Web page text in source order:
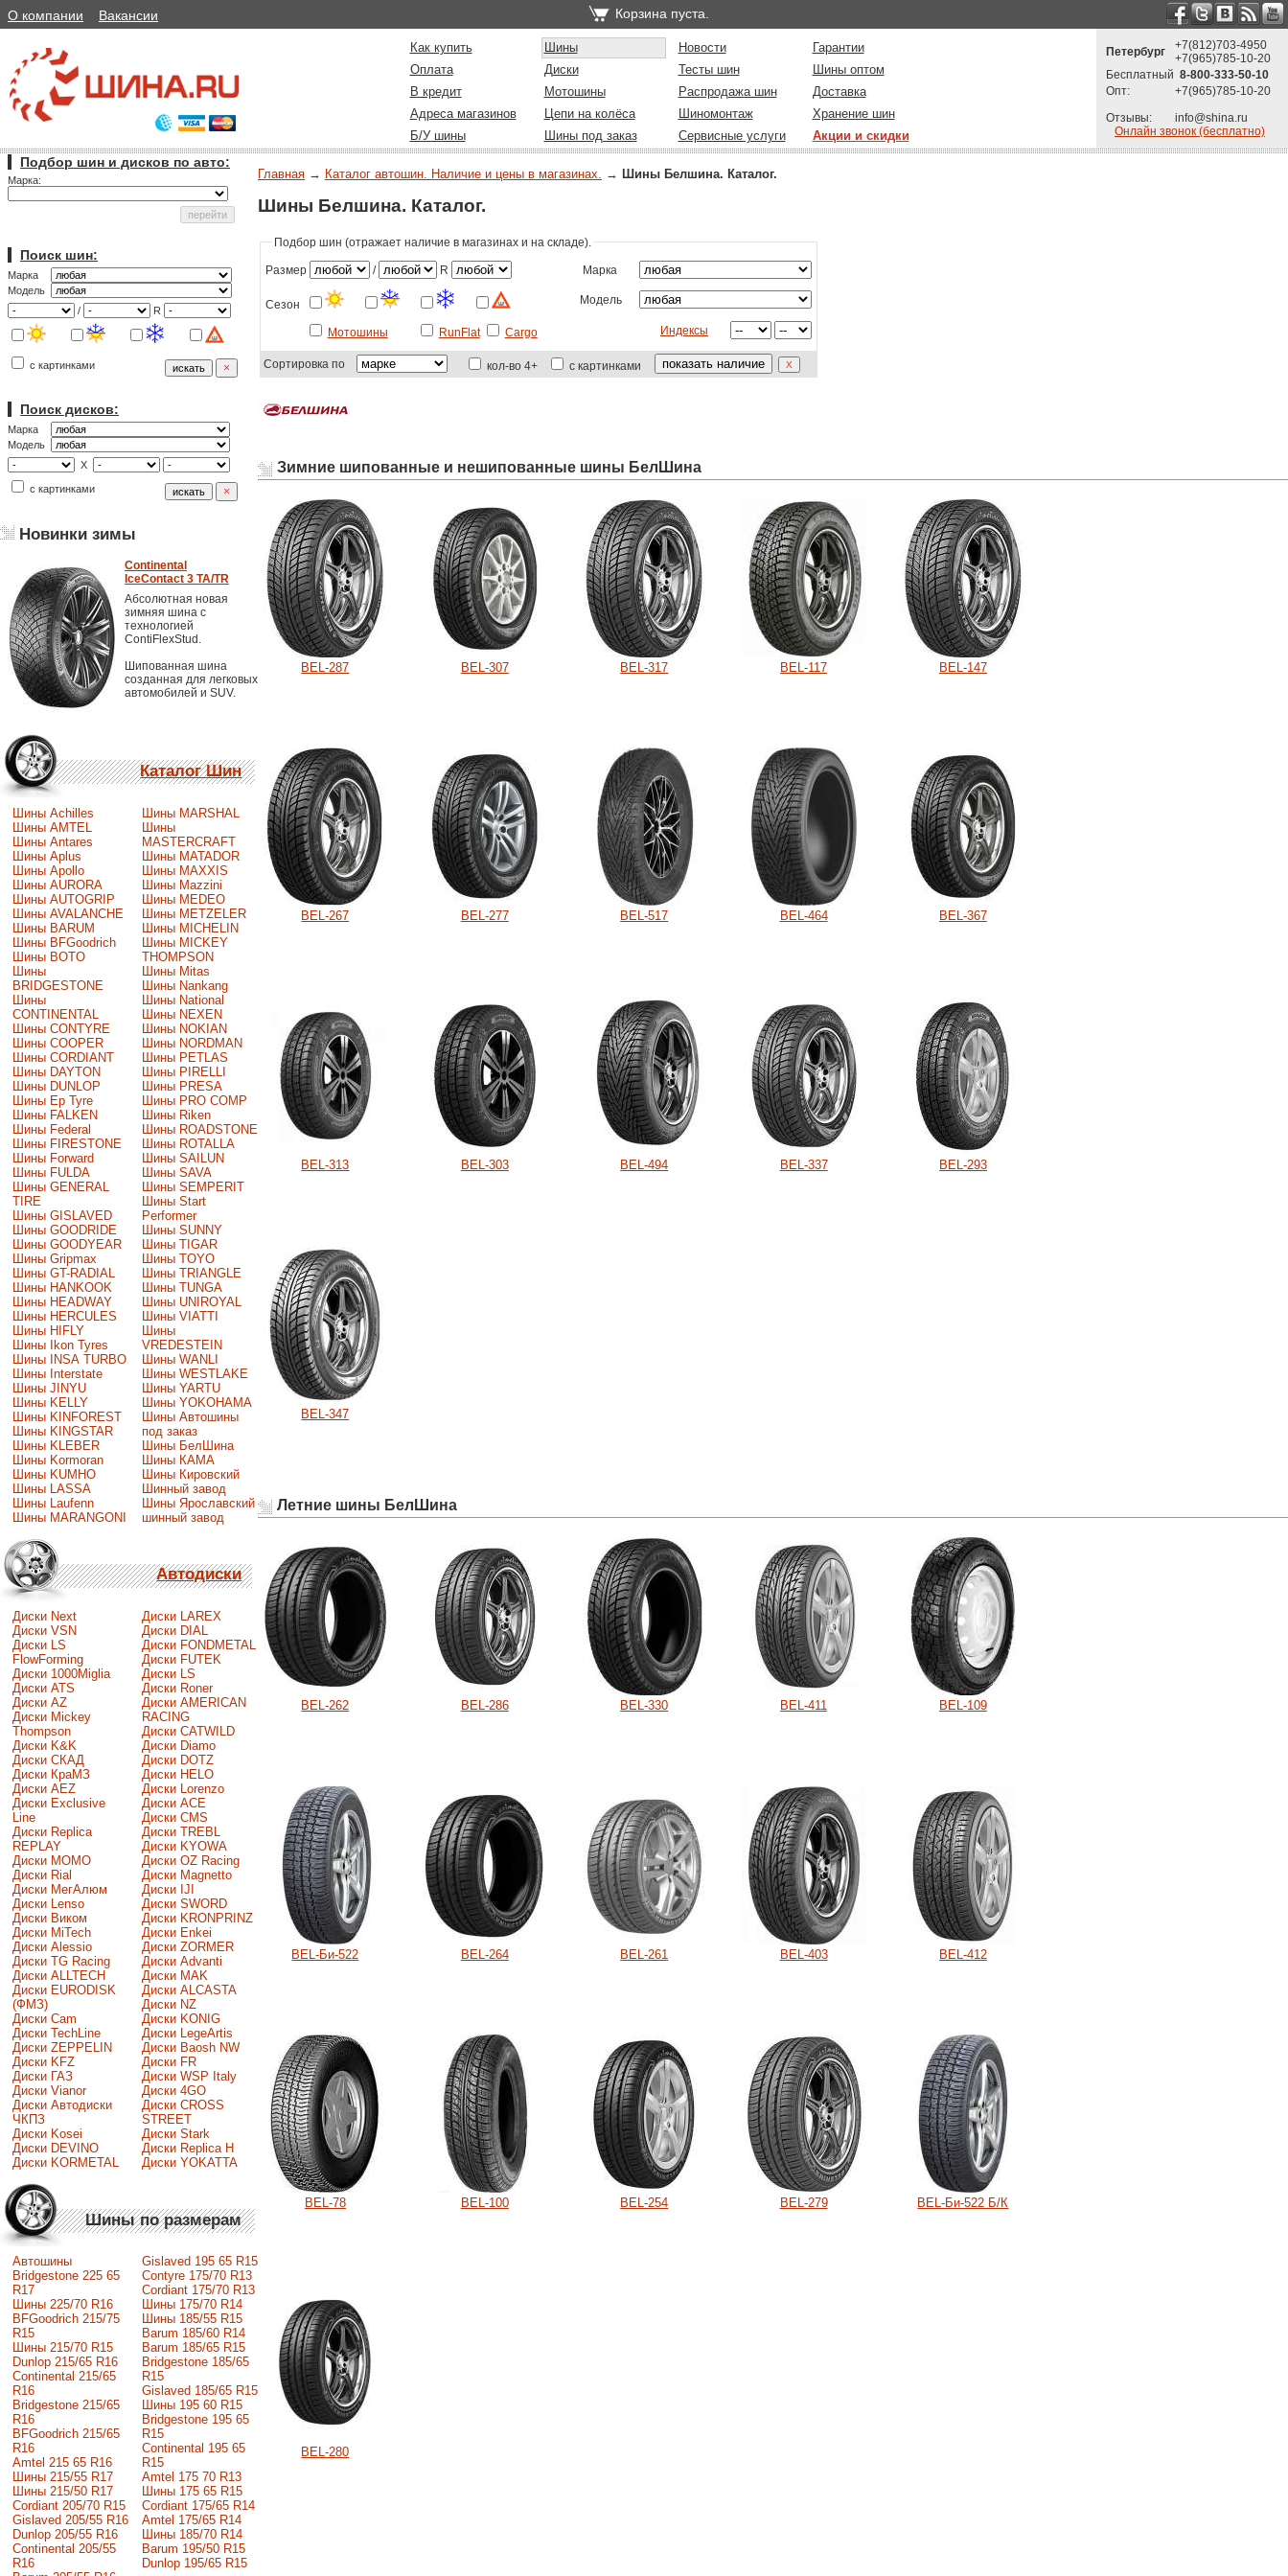
О компании Вакансии Корзина пуста.
Как купить Шины Новости
Гарантии
Оплата
Диски Тесты шин
Шины оптом
В кредит
Мотошины Распродажа шин
Доставка
Адреса магазинов
Цепи на колёса Шиномонтаж
Хранение шин
Б/У шины
Шины под заказ Сервисные услуги Акции и скидки
Петербург
+7(812)703-4950
+7(965)785-10-20
Бесплатный 8-800-333-50-10
Опт:
+7(965)785-10-20
Отзывы:
info@shina.ru
Онлайн звонок (бесплатно)
Подбор шин и дисков по авто:
Марка:
Поиск шин:
Марка
Модель
/
R
с картинками
Поиск дисков:
Марка
Модель
X
с картинками
Новинки зимы
Continental
IceContact 3 TA/TR
Абсолютная новая
зимняя шина с
технологией
ContiFlexStud.
Шипованная шина
созданная для легковых
автомобилей и SUV.
Каталог Шин
Шины Achilles
Шины AMTEL
Шины Antares
Шины Aplus
Шины Apollo
Шины AURORA
Шины AUTOGRIP
Шины AVALANCHE
Шины BARUM
Шины BFGoodrich
Шины BOTO
Шины
BRIDGESTONE
Шины
CONTINENTAL
Шины CONTYRE
Шины COOPER
Шины CORDIANT
Шины DAYTON
Шины DUNLOP
Шины Ep Tyre
Шины FALKEN
Шины Federal
Шины FIRESTONE
Шины Forward
Шины FULDA
Шины GENERAL
TIRE
Шины GISLAVED
Шины GOODRIDE
Шины GOODYEAR
Шины Gripmax
Шины GT-RADIAL
Шины HANKOOK
Шины HEADWAY
Шины HERCULES
Шины HIFLY
Шины Ikon Tyres
Шины INSA TURBO
Шины Interstate
Шины JINYU
Шины KELLY
Шины KINFOREST
Шины KINGSTAR
Шины KLEBER
Шины Kormoran
Шины KUMHO
Шины LASSA
Шины Laufenn
Шины MARANGONI
Шины MARSHAL
Шины
MASTERCRAFT
Шины MATADOR
Шины MAXXIS
Шины Mazzini
Шины MEDEO
Шины METZELER
Шины MICHELIN
Шины MICKEY
THOMPSON
Шины Mitas
Шины Nankang
Шины National
Шины NEXEN
Шины NOKIAN
Шины NORDMAN
Шины PETLAS
Шины PIRELLI
Шины PRESA
Шины PRO COMP
Шины Riken
Шины ROADSTONE
Шины ROTALLA
Шины SAILUN
Шины SAVA
Шины SEMPERIT
Шины Start
Performer
Шины SUNNY
Шины TIGAR
Шины TOYO
Шины TRIANGLE
Шины TUNGA
Шины UNIROYAL
Шины VIATTI
Шины
VREDESTEIN
Шины WANLI
Шины WESTLAKE
Шины YARTU
Шины YOKOHAMA
Шины Автошины
под заказ
Шины БелШина
Шины КАМА
Шины Кировский
Шинный завод
Шины Ярославский
шинный завод
Автодиски
Диски Next
Диски VSN
Диски LS
FlowForming
Диски 1000Miglia
Диски ATS
Диски AZ
Диски Mickey
Thompson
Диски K&K
Диски СКАД
Диски КраМЗ
Диски AEZ
Диски Exclusive
Line
Диски Replica
REPLAY
Диски MOMO
Диски Rial
Диски МегАлюм
Диски Lenso
Диски Виком
Диски MiTech
Диски Alessio
Диски TG Racing
Диски ALLTECH
Диски EURODISK
(ФМЗ)
Диски Cam
Диски TechLine
Диски ZEPPELIN
Диски KFZ
Диски ГАЗ
Диски Vianor
Диски Автодиски
ЧКПЗ
Диски Kosei
Диски DEVINO
Диски KORMETAL
Диски LAREX
Диски DIAL
Диски FONDMETAL
Диски FUTEK
Диски LS
Диски Roner
Диски AMERICAN
RACING
Диски CATWILD
Диски Diamo
Диски DOTZ
Диски HELO
Диски Lorenzo
Диски ACE
Диски CMS
Диски TREBL
Диски KYOWA
Диски OZ Racing
Диски Magnetto
Диски IJI
Диски SWORD
Диски KRONPRINZ
Диски Enkei
Диски ZORMER
Диски Advanti
Диски MAK
Диски ALCASTA
Диски NZ
Диски KONIG
Диски LegeArtis
Диски Baosh NW
Диски FR
Диски WSP Italy
Диски 4GO
Диски CROSS
STREET
Диски Stark
Диски Replica H
Диски YOKATTA
Шины по размерам
Автошины
Bridgestone 225 65
R17
Шины 225/70 R16
BFGoodrich 215/75
R15
Шины 215/70 R15
Dunlop 215/65 R16
Continental 215/65
R16
Bridgestone 215/65
R16
BFGoodrich 215/65
R16
Amtel 215 65 R16
Шины 215/55 R17
Шины 215/50 R17
Сordiant 205/70 R15
Gislaved 205/55 R16
Dunlop 205/55 R16
Continental 205/55
R16
Gislaved 195 65 R15
Contyre 175/70 R13
Cordiant 175/70 R13
Шины 175/70 R14
Шины 185/55 R15
Barum 185/60 R14
Barum 185/65 R15
Bridgestone 185/65
R15
Gislaved 185/65 R15
Шины 195 60 R15
Bridgestone 195 65
R15
Continental 195 65
R15
Amtel 175 70 R13
Шины 175 65 R15
Cordiant 175/65 R14
Amtel 175/65 R14
Шины 185/70 R14
Barum 195/50 R15
Dunlop 195/65 R15
Главная → Каталог автошин. Наличие и цены в магазинах. → Шины Белшина. Каталог.
Шины Белшина. Каталог.
Подбор шин (отражает наличие в магазинах и на складе)
Размер / R Марка
Сезон Модель
Мотошины RunFlat Cargo Индексы
Сортировка по кол-во 4+ с картинками
Зимние шипованные и нешипованные шины БелШина
BEL-287 BEL-307 BEL-317 BEL-117 BEL-147
BEL-267 BEL-277 BEL-517 BEL-464 BEL-367
BEL-313 BEL-303 BEL-494 BEL-337 BEL-293
BEL-347
Летние шины БелШина
BEL-262 BEL-286 BEL-330 BEL-411 BEL-109
BEL-Би-522 BEL-264 BEL-261 BEL-403 BEL-412
BEL-78 BEL-100 BEL-254 BEL-279 BEL-Би-522 Б/К
BEL-280